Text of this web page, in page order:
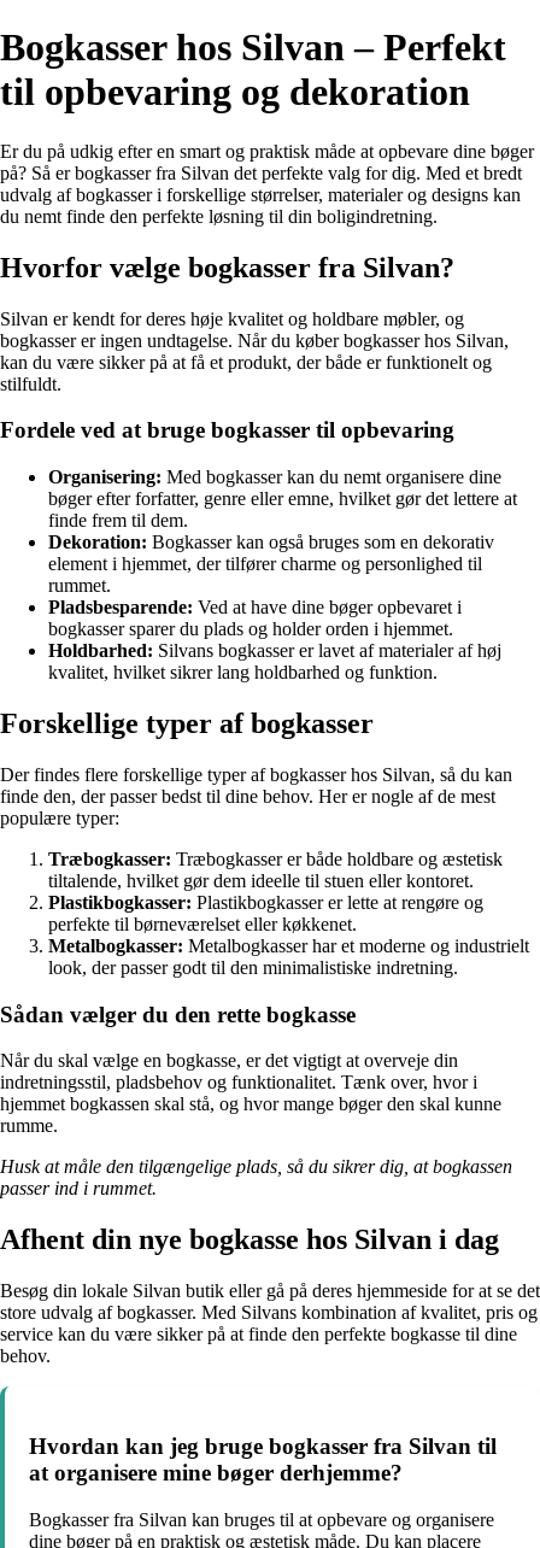
Bogkasser hos Silvan – Perfekt
til opbevaring og dekoration
Er du på udkig efter en smart og praktisk måde at opbevare dine bøger
på? Så er bogkasser fra Silvan det perfekte valg for dig. Med et bredt
udvalg af bogkasser i forskellige størrelser, materialer og designs kan
du nemt finde den perfekte løsning til din boligindretning.
Hvorfor vælge bogkasser fra Silvan?
Silvan er kendt for deres høje kvalitet og holdbare møbler, og
bogkasser er ingen undtagelse. Når du køber bogkasser hos Silvan,
kan du være sikker på at få et produkt, der både er funktionelt og
stilfuldt.
Fordele ved at bruge bogkasser til opbevaring
Organisering: Med bogkasser kan du nemt organisere dine
bøger efter forfatter, genre eller emne, hvilket gør det lettere at
finde frem til dem.
Dekoration: Bogkasser kan også bruges som en dekorativ
element i hjemmet, der tilfører charme og personlighed til
rummet.
Pladsbesparende: Ved at have dine bøger opbevaret i
bogkasser sparer du plads og holder orden i hjemmet.
Holdbarhed: Silvans bogkasser er lavet af materialer af høj
kvalitet, hvilket sikrer lang holdbarhed og funktion.
Forskellige typer af bogkasser
Der findes flere forskellige typer af bogkasser hos Silvan, så du kan
finde den, der passer bedst til dine behov. Her er nogle af de mest
populære typer:
Træbogkasser: Træbogkasser er både holdbare og æstetisk
tiltalende, hvilket gør dem ideelle til stuen eller kontoret.
Plastikbogkasser: Plastikbogkasser er lette at rengøre og
perfekte til børneværelset eller køkkenet.
Metalbogkasser: Metalbogkasser har et moderne og industrielt
look, der passer godt til den minimalistiske indretning.
Sådan vælger du den rette bogkasse
Når du skal vælge en bogkasse, er det vigtigt at overveje din
indretningsstil, pladsbehov og funktionalitet. Tænk over, hvor i
hjemmet bogkassen skal stå, og hvor mange bøger den skal kunne
rumme.
Husk at måle den tilgængelige plads, så du sikrer dig, at bogkassen
passer ind i rummet.
Afhent din nye bogkasse hos Silvan i dag
Besøg din lokale Silvan butik eller gå på deres hjemmeside for at se det
store udvalg af bogkasser. Med Silvans kombination af kvalitet, pris og
service kan du være sikker på at finde den perfekte bogkasse til dine
behov.
Hvordan kan jeg bruge bogkasser fra Silvan til
at organisere mine bøger derhjemme?
Bogkasser fra Silvan kan bruges til at opbevare og organisere
dine bøger på en praktisk og æstetisk måde. Du kan placere